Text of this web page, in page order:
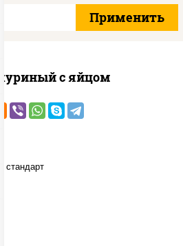
куриный с яйцом